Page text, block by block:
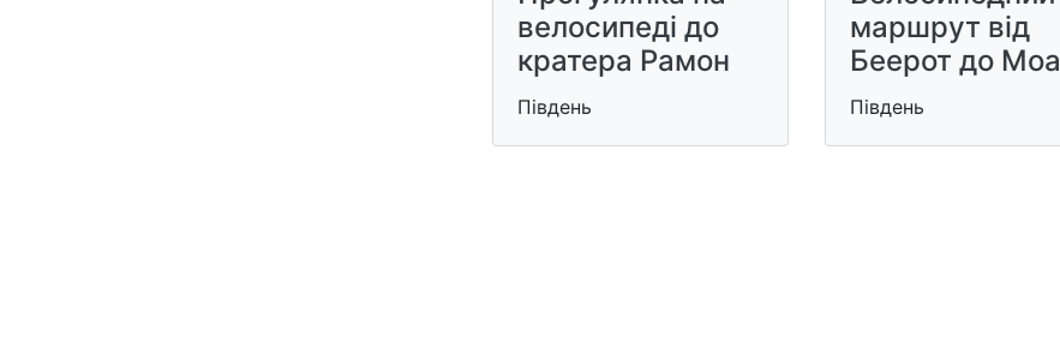
велосипеді до
кратера Рамон
Південь
маршрут від
Беерот до Моа
Південь